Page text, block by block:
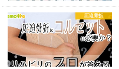
圧迫骨折